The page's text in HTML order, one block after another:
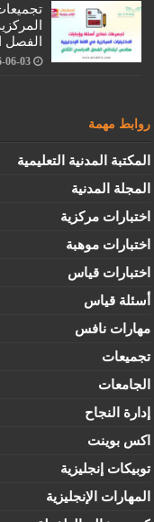
الفصل
06-03
روابط مهمة
المكتبة المدنية التعليمية
المجلة المدنية
اختبارات مركزية
اختبارات موهبة
اختبارات قياس
أسئلة قياس
مهارات نافس
تجميعات
الجامعات
إدارة النجاح
اكس بوينت
توبيكات إنجليزية
المهارات الإنجليزية